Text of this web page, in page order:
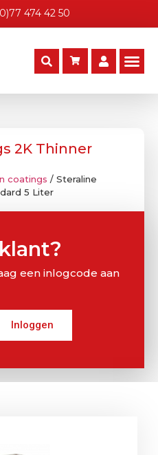
474 42 50
2K Thinner
coatings / Steraline
5 Liter
een inlogcode aan
Inloggen